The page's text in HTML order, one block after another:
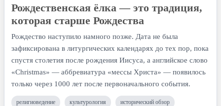
Рождественская ёлка — это традиция,
которая старше Рождества
Рождество наступило намного позже. Дата не была
зафиксирована в литургических календарях до тех пор, пока
спустя столетия после рождения Иисуса, а английское слово
«Christmas» — аббревиатура «мессы Христа» — появилось
только через 1000 лет после первоначального события.
религиоведение культурология исторический обзор